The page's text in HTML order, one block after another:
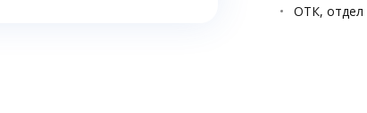
ОТК, отдел